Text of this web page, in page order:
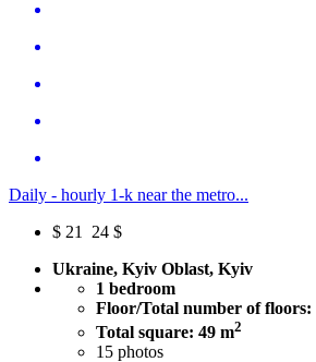
Daily - hourly 1-k near the metro...
$ 21
24 $
Ukraine, Kyiv Oblast, Kyiv
1 bedroom
Floor/Total number of floors:
Total square: 49 m2
15 photos